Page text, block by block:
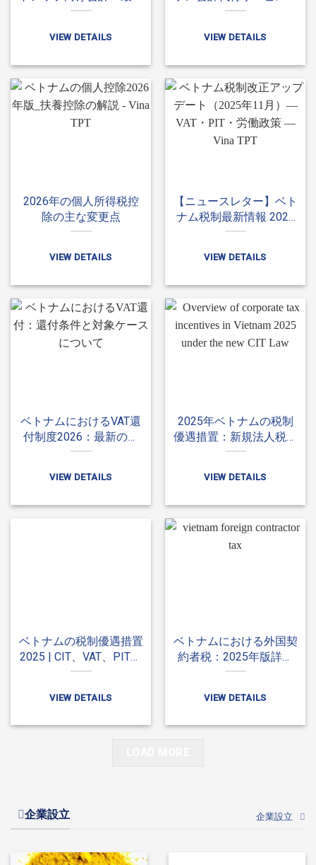
な会計サービスを選択す
VIEW DETAILS
すべての経営者が押さえ
VIEW DETAILS
2026年の個人所得税控
除の主な変更点
VIEW DETAILS
【ニュースレター】ベト
ナム税制最新情報 2025
年11月 – 付加価値税、
VIEW DETAILS
ベトナムにおけるVAT還
付制度2026：最新の条
件と対象事例の説明
VIEW DETAILS
2025年ベトナムの税制
優遇措置：新規法人税法
の下で利益を最適化する
VIEW DETAILS
ベトナムの税制優遇措置
2025 | CIT、VAT、PITに
関する主な最新情報
VIEW DETAILS
ベトナムにおける外国契
約者税：2025年版詳細
案内
VIEW DETAILS
企業設立 企業設立